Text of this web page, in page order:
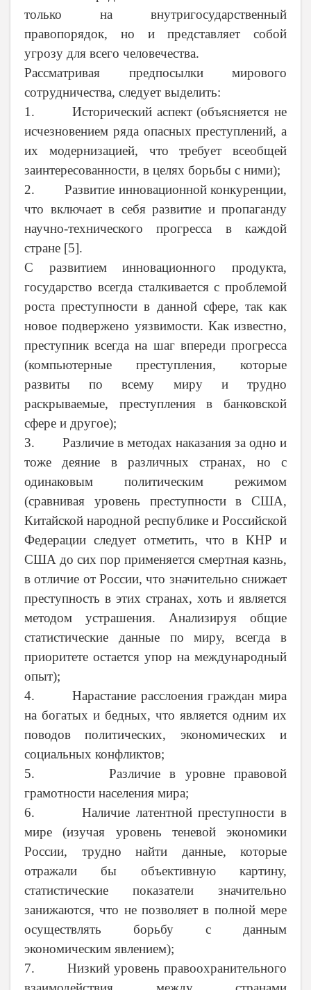
только на внутригосударственный
правопорядок, но и представляет собой
угрозу для всего человечества.
Рассматривая предпосылки мирового
сотрудничества, следует выделить:
1. Исторический аспект (объясняется не
исчезновением ряда опасных преступлений, а
их модернизацией, что требует всеобщей
заинтересованности, в целях борьбы с ними);
2. Развитие инновационной конкуренции,
что включает в себя развитие и пропаганду
научно-технического прогресса в каждой
стране [5].
С развитием инновационного продукта,
государство всегда сталкивается с проблемой
роста преступности в данной сфере, так как
новое подвержено уязвимости. Как известно,
преступник всегда на шаг впереди прогресса
(компьютерные преступления, которые
развиты по всему миру и трудно
раскрываемые, преступления в банковской
сфере и другое);
3. Различие в методах наказания за одно и
тоже деяние в различных странах, но с
одинаковым политическим режимом
(сравнивая уровень преступности в США,
Китайской народной республике и Российской
Федерации следует отметить, что в КНР и
США до сих пор применяется смертная казнь,
в отличие от России, что значительно снижает
преступность в этих странах, хоть и является
методом устрашения. Анализируя общие
статистические данные по миру, всегда в
приоритете остается упор на международный
опыт);
4. Нарастание расслоения граждан мира
на богатых и бедных, что является одним их
поводов политических, экономических и
социальных конфликтов;
5. Различие в уровне правовой
грамотности населения мира;
6. Наличие латентной преступности в
мире (изучая уровень теневой экономики
России, трудно найти данные, которые
отражали бы объективную картину,
статистические показатели значительно
занижаются, что не позволяет в полной мере
осуществлять борьбу с данным
экономическим явлением);
7. Низкий уровень правоохранительного